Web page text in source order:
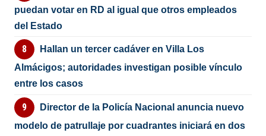
puedan votar en RD al igual que otros empleados
del Estado
Hallan un tercer cadáver en Villa Los
Almácigos; autoridades investigan posible vínculo
entre los casos
Director de la Policía Nacional anuncia nuevo
modelo de patrullaje por cuadrantes iniciará en dos